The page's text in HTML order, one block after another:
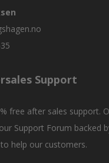
Support
free after sales support.
Support Forum backed
help our customers.